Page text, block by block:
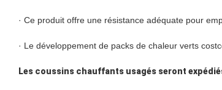
· Ce produit offre une résistance adéquate pour
· Le développement de packs de chaleur verts
Les coussins chauffants usagés seront